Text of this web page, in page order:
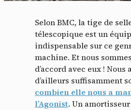
Selon BMC, la tige de
télescopique est un
indispensable sur ce
machine. Et nous
d’accord avec eux ! Nous
d’ailleurs suffisamment
combien elle nous a
l’Agonist. Un